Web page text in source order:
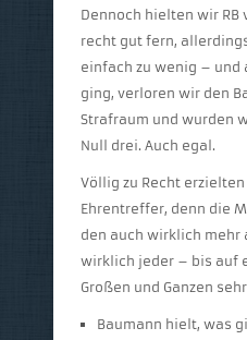
Dennoch hielten wir RB
recht gut fern,
einfach zu wenig – und
ging, verloren wir den
Strafraum und wurden
Null drei. Auch egal.
Völlig zu Recht
Ehrentreffer, denn die
den auch wirklich mehr
wirklich jeder – bis auf
Großen und Ganzen
Baumann hielt, was